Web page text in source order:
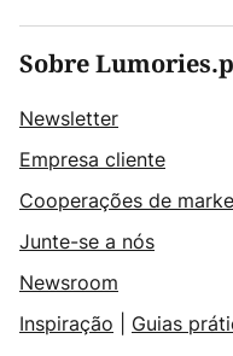
Sobre
Newsletter
Empresa cliente
Cooperações de
Junte-se a nós
Newsroom
Inspiração
Guias